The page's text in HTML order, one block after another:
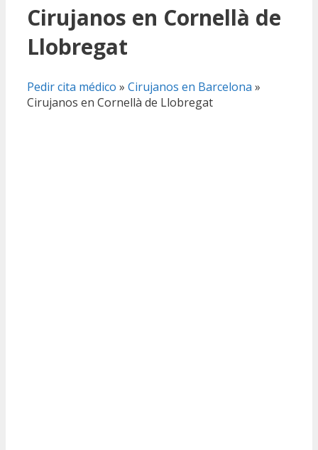
Cirujanos en Cornellà de
Llobregat
Pedir cita médico » Cirujanos en Barcelona »
Cirujanos en Cornellà de Llobregat